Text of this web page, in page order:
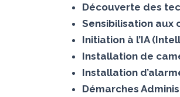
Découverte des
Sensibilisation aux
Initiation à l’IA
Installation de
Installation
Démarches